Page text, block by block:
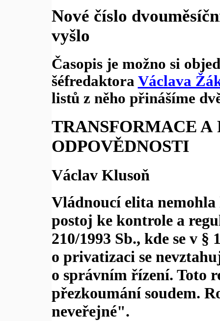
Nové číslo
vyšlo
Časopis je možno si
šéfredaktora Václava
listů z něho přinášíme
TRANSFORMACE A
ODPOVĚDNOSTI
Václav Klusoň
Vládnoucí elita
postoj ke kontrole a
210/1993 Sb., kde se v
o privatizaci se
o správním řízení. Toto
přezkoumání soudem.
neveřejné".